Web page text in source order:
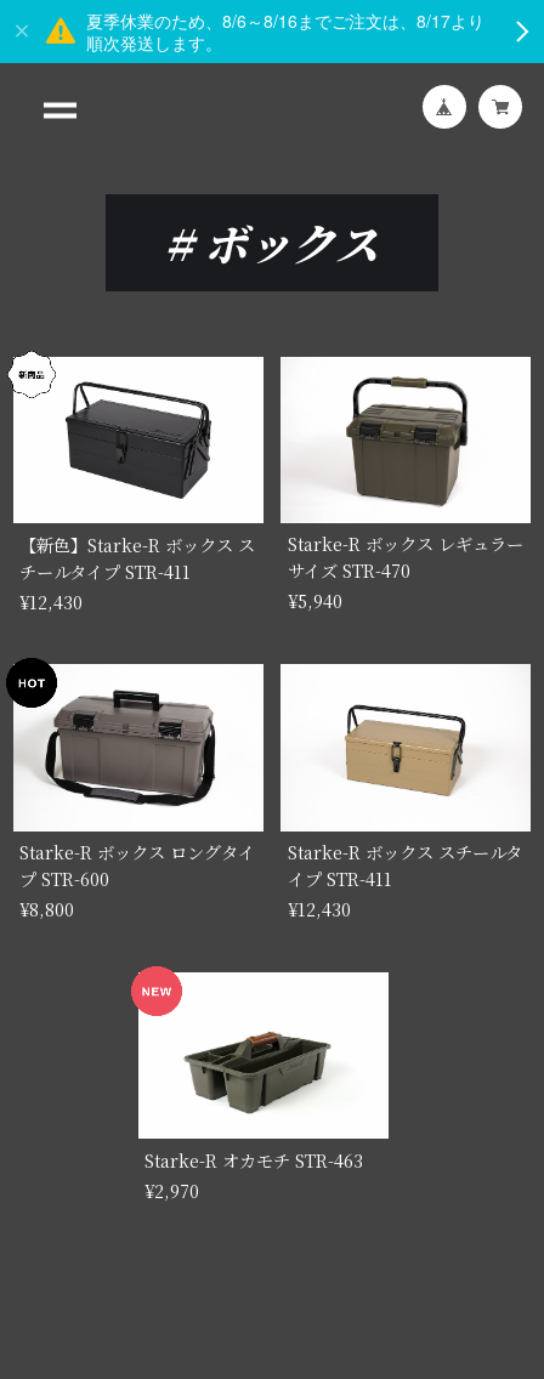
夏季休業のため、8/6～8/16までご注文は、8/17より
順次発送します。
#ボックス
【新色】Starke-R ボックス ス
チールタイプ STR-411
¥12,430
Starke-R ボックス レギュラー
サイズ STR-470
¥5,940
Starke-R ボックス ロングタイ
プ STR-600
¥8,800
Starke-R ボックス スチールタ
イプ STR-411
¥12,430
Starke-R オカモチ STR-463
¥2,970